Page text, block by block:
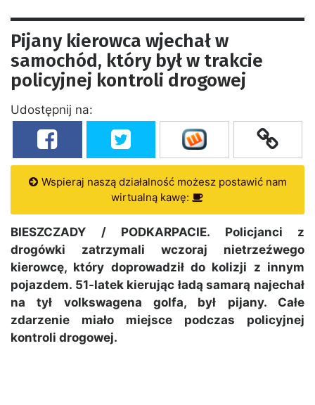
Pijany kierowca wjechał w
samochód, który był w trakcie
policyjnej kontroli drogowej
Udostępnij na:
Wspieraj naszą działalność możesz postawić nam
wirtualną kawę:
BIESZCZADY / PODKARPACIE. Policjanci z
drogówki zatrzymali wczoraj nietrzeźwego
kierowcę, który doprowadził do kolizji z innym
pojazdem. 51-latek kierując ładą samarą najechał
na tył volkswagena golfa, był pijany. Całe
zdarzenie miało miejsce podczas policyjnej
kontroli drogowej.